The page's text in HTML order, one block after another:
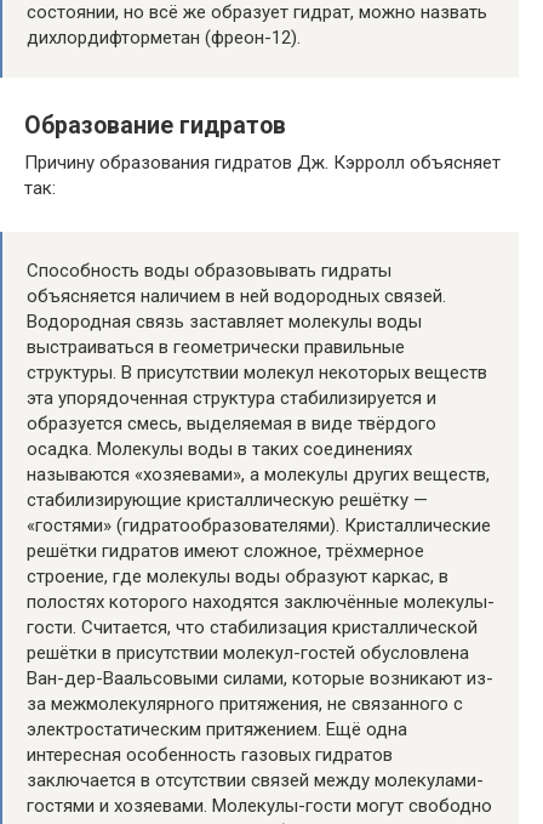
состоянии, но всё же образует гидрат, можно назвать
дихлордифторметан (фреон-12).
Образование гидратов
Причину образования гидратов Дж. Кэрролл объясняет
так:
Способность воды образовывать гидраты
объясняется наличием в ней водородных связей.
Водородная связь заставляет молекулы воды
выстраиваться в геометрически правильные
структуры. В присутствии молекул некоторых веществ
эта упорядоченная структура стабилизируется и
образуется смесь, выделяемая в виде твёрдого
осадка. Молекулы воды в таких соединениях
называются «хозяевами», а молекулы других веществ,
стабилизирующие кристаллическую решётку —
«гостями» (гидратообразователями). Кристаллические
решётки гидратов имеют сложное, трёхмерное
строение, где молекулы воды образуют каркас, в
полостях которого находятся заключённые молекулы-
гости. Считается, что стабилизация кристаллической
решётки в присутствии молекул-гостей обусловлена
Ван-дер-Ваальсовыми силами, которые возникают из-
за межмолекулярного притяжения, не связанного с
электростатическим притяжением. Ещё одна
интересная особенность газовых гидратов
заключается в отсутствии связей между молекулами-
гостями и хозяевами. Молекулы-гости могут свободно